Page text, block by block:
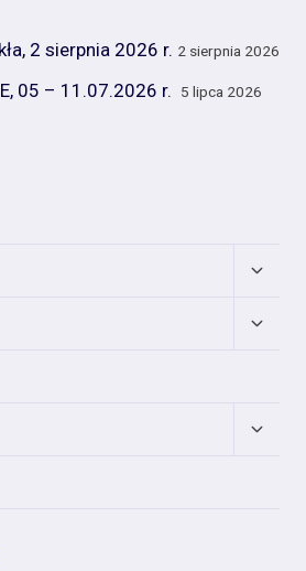
2 sierpnia 2026 r. 2 sierpnia 2026
05 – 11.07.2026 r. 5 lipca 2026
Expand
Expand
Expand